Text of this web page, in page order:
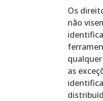
Os
não
as